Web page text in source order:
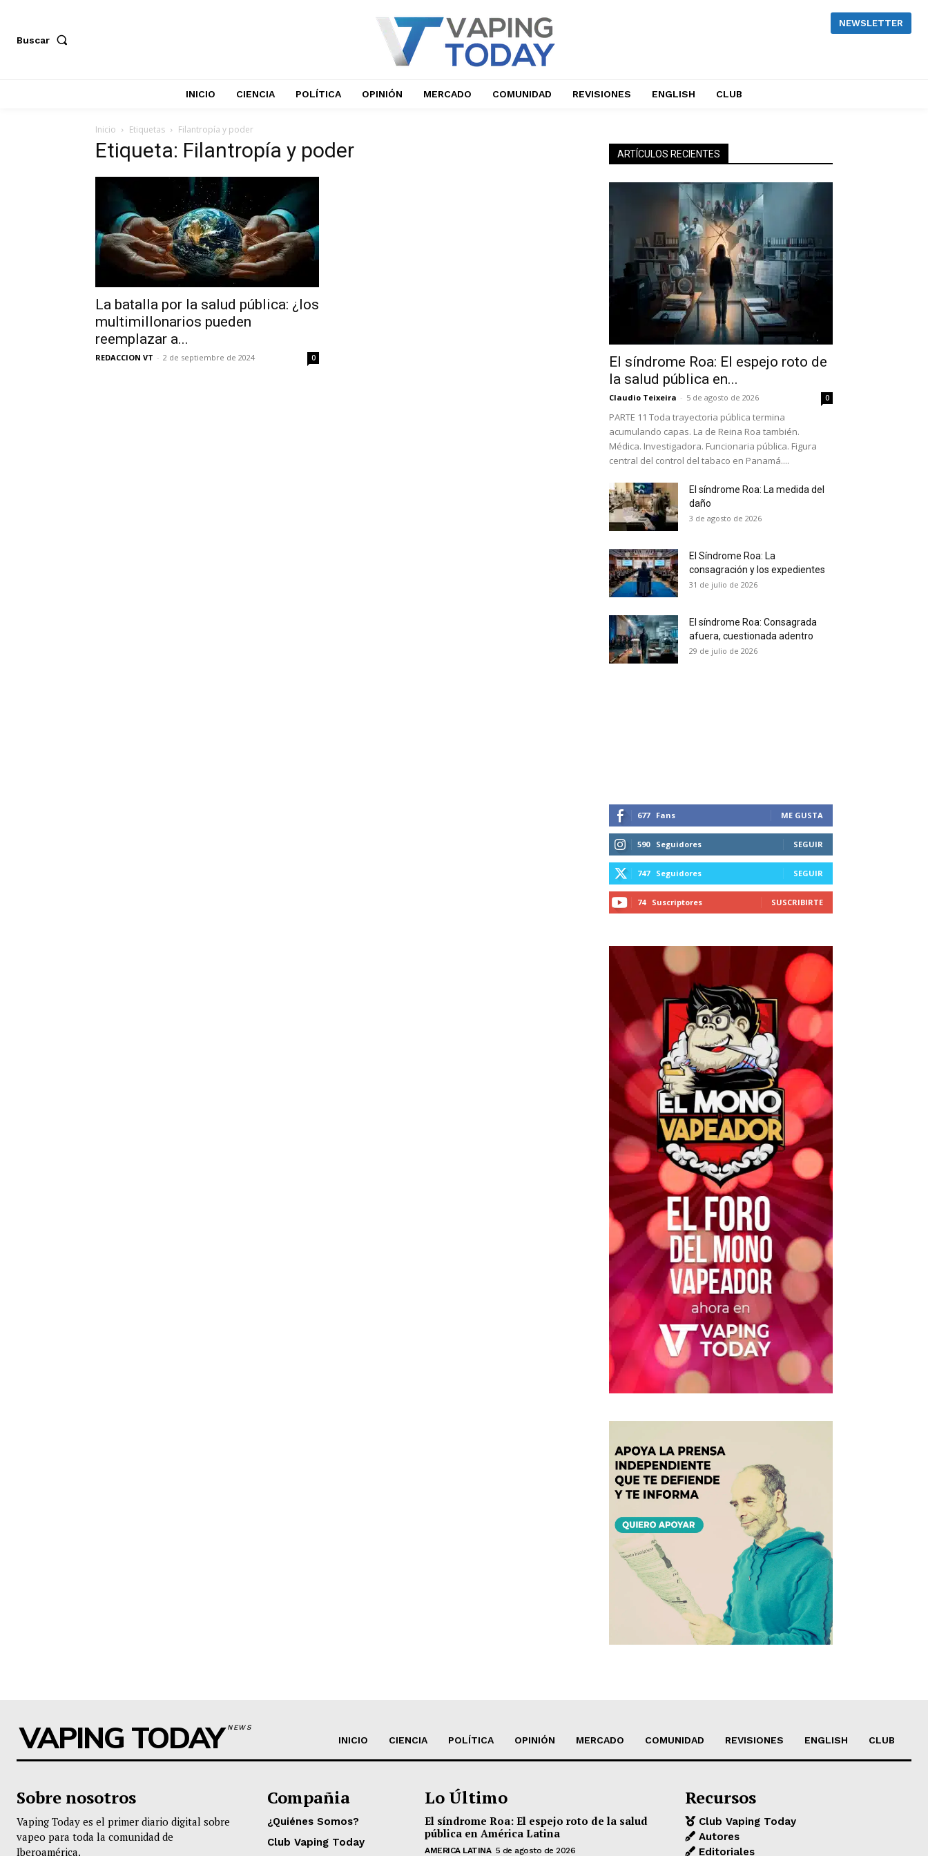
No te pierdas de las últimas
Suscríbete a nuestro boletín diario y recibe todas las
noticias del vapeo y la reducción de daños en tu correo
Subscribe to our daily clipping and receive all the news
of vaping and tobacco harm reduction in your email.
Buscar
NEWSLETTER
INICIO CIENCIA POLÍTICA OPINIÓN MERCADO COMUNIDAD REVISIONES ENGLISH CLUB
Inicio Etiquetas Filantropía y poder
Etiqueta: Filantropía y poder
La batalla por la salud pública: ¿los
multimillonarios pueden
reemplazar a...
REDACCION VT - 2 de septiembre de 2024 0
ARTÍCULOS RECIENTES
El síndrome Roa: El espejo roto de
la salud pública en...
Claudio Teixeira - 5 de agosto de 2026 0
PARTE 11 Toda trayectoria pública termina
acumulando capas. La de Reina Roa también.
Médica. Investigadora. Funcionaria pública. Figura
central del control del tabaco en Panamá....
El síndrome Roa: La medida del
daño
3 de agosto de 2026
El Síndrome Roa: La
consagración y los expedientes
31 de julio de 2026
El síndrome Roa: Consagrada
afuera, cuestionada adentro
29 de julio de 2026
677 Fans ME GUSTA
590 Seguidores SEGUIR
747 Seguidores SEGUIR
74 Suscriptores SUSCRIBIRTE
VAPING TODAYNEWS
INICIO CIENCIA POLÍTICA OPINIÓN MERCADO COMUNIDAD REVISIONES ENGLISH CLUB
Sobre nosotros
Vaping Today es el primer diario digital sobre
vapeo para toda la comunidad de
Iberoamérica.
Compañia
¿Quiénes Somos?
Club Vaping Today
Lo Último
El síndrome Roa: El espejo roto de la salud
pública en América Latina
AMERICA LATINA 5 de agosto de 2026
Recursos
Club Vaping Today
Autores
Editoriales